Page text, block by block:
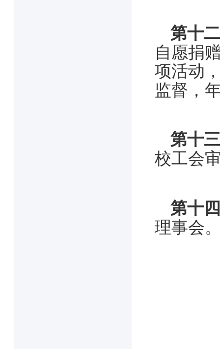
第十
自愿捐
项活动
监督，
第十
校工会
第十
理事会